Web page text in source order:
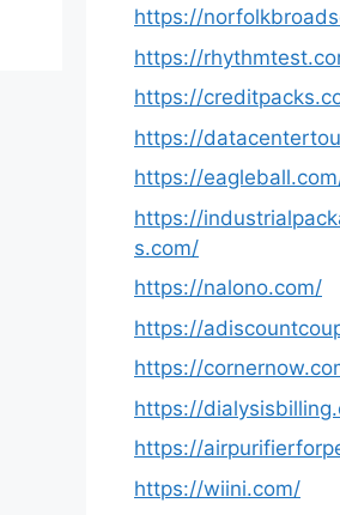
https://
https://
https://
https://
https://
https://
s.com/
https://nalono.com/
https://
https://
https://
https://
https://wiini.com/